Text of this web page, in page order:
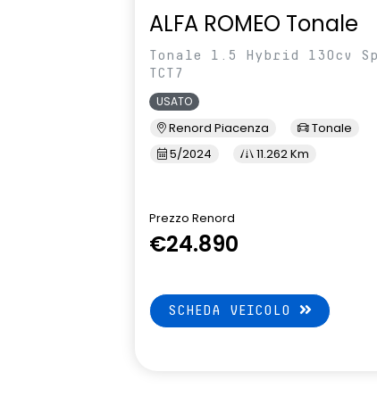
ALFA ROMEO Tonale
Tonale 1.5 Hybrid 130cv
TCT7
USATO
Renord Piacenza
Tonale
5/2024
11.262 Km
Prezzo Renord
€24.890
SCHEDA VEICOLO